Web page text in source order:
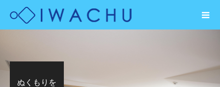
ぬくもりを